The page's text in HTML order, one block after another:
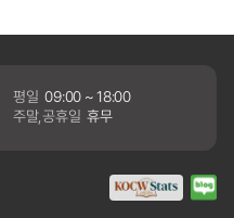
평일 09:00 ~ 18:00
주말,공휴일 휴무